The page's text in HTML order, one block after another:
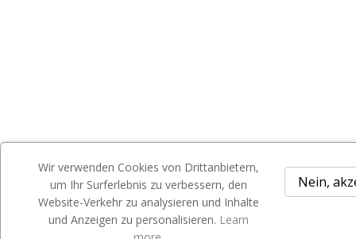
Wir verwenden Cookies von Drittanbietern,
um Ihr Surferlebnis zu verbessern, den
Website-Verkehr zu analysieren und Inhalte
und Anzeigen zu personalisieren. Learn
Nein,